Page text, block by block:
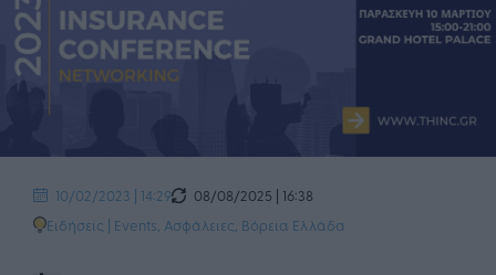
10/02/2023 | 14:29
08/08/2025 | 16:38
Ειδήσεις | Events Ασφάλειες Βόρεια Ελλάδα